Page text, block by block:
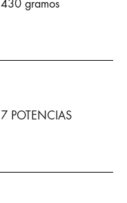
430 gramos
7 POTENCIAS